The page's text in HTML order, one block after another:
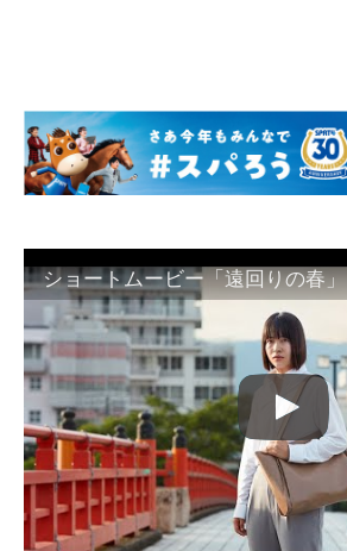
ショートムービー「遠回りの春」